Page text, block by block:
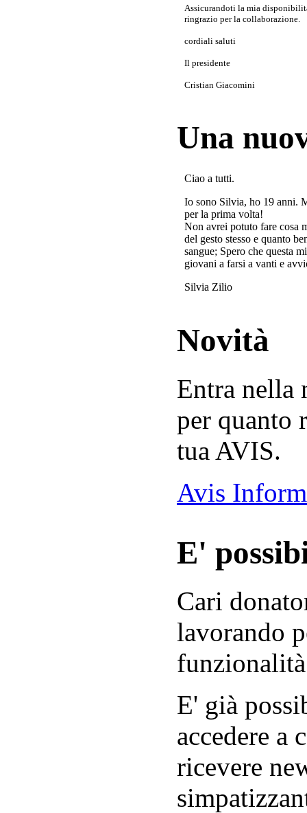
Assicurandoti la mia
ringrazio per la collaborazione.
cordiali saluti
Il presidente
Cristian Giacomini
Una
Ciao a tutti.
Io sono Silvia, ho 19 anni.
per la prima volta!
Non avrei potuto fare cosa
del gesto stesso e quanto
sangue; Spero che questa
giovani a farsi a vanti e
Silvia Zilio
Novità
Entra nella
per quanto
tua AVIS.
Avis
E'
Cari
lavorando
E' già
accedere a
ricevere